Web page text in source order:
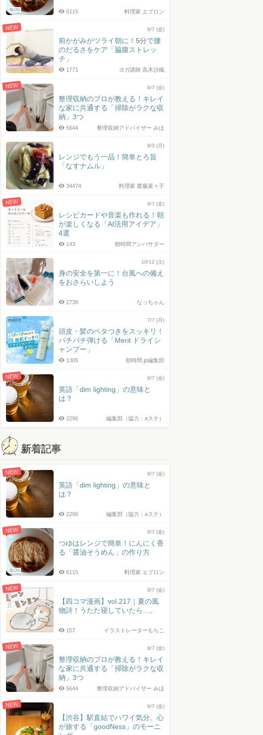
BLOG 料理家 エプロン
5115
NEW 8/7 (金)
前かがみがツライ朝に！5分で腰
のだるさをケア「脇腹ストレッ
チ」
ヨガ講師 高木沙織
1771
NEW 8/7 (金)
整理収納のプロが教える！キレイ
な家に共通する「掃除がラクな収
納」3つ
整理収納アドバイザー みほ
5644
8/3 (月)
レンジでもう一品！簡単とろ旨
「なすナムル」
料理家 齋藤菜々子
34474
NEW 8/7 (金)
レシピカードや音楽も作れる！朝
が楽しくなる「AI活用アイデア」
4選
朝時間アンバサダー
143
10/12 (土)
身の安全を第一に！台風への備え
をおさらいしよう
なっちゃん
2738
7/7 (月)
頭皮・髪のベタつきをスッキリ！
パチパチ弾ける「Merit ドライシ
ャンプー」
朝時間.jp編集部
1305
NEW 8/7 (金)
英語「dim lighting」の意味と
は？
編集部（協力：eステ）
2296
新着記事
NEW 8/7 (金)
英語「dim lighting」の意味と
は？
編集部（協力：eステ）
2296
NEW
BLOG
8/7 (金)
つゆはレンジで簡単！にんにく香
る「醤油そうめん」の作り方
料理家 エプロン
5115
NEW 8/7 (金)
【四コマ漫画】vol.217｜夏の風
物詩！うたた寝していたら…。
イラストレーターもちこ
157
NEW 8/7 (金)
整理収納のプロが教える！キレイ
な家に共通する「掃除がラクな収
納」3つ
整理収納アドバイザー みほ
5644
NEW 8/7 (金)
【渋谷】駅直結でハワイ気分。心
が旅する「goodNess」のモーニ